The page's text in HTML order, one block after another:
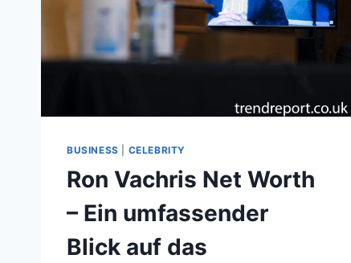
BUSINESS CELEBRITY
Ron Vachris Net Worth
– Ein umfassender
Blick auf das